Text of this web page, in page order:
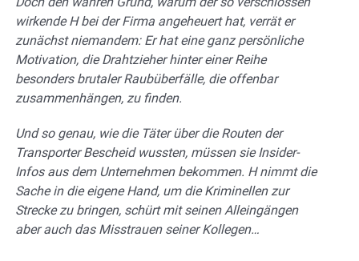
wirkende H bei der Firma angeheuert hat, verrät er
zunächst niemandem: Er hat eine ganz persönliche
Motivation, die Drahtzieher hinter einer Reihe
besonders brutaler Raubüberfälle, die offenbar
zusammenhängen, zu finden.
Und so genau, wie die Täter über die Routen der
Transporter Bescheid wussten, müssen sie Insider-
Infos aus dem Unternehmen bekommen. H nimmt die
Sache in die eigene Hand, um die Kriminellen zur
Strecke zu bringen, schürt mit seinen Alleingängen
aber auch das Misstrauen seiner Kollegen…